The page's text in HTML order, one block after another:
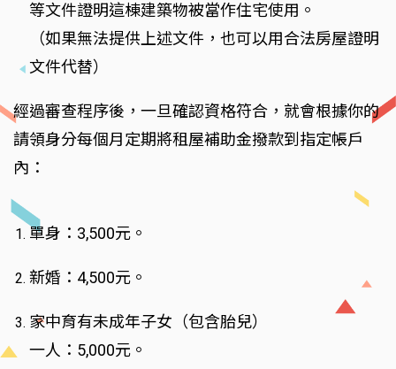
等文件證明這棟建築物被當作住宅使用。
（如果無法提供上述文件，也可以用合法房屋證明
文件代替）
經過審查程序後，一旦確認資格符合，就會根據你的
請領身分每個月定期將租屋補助金撥款到指定帳戶
內：
單身：3,500元。
新婚：4,500元。
家中育有未成年子女（包含胎兒）
一人：5,000元。